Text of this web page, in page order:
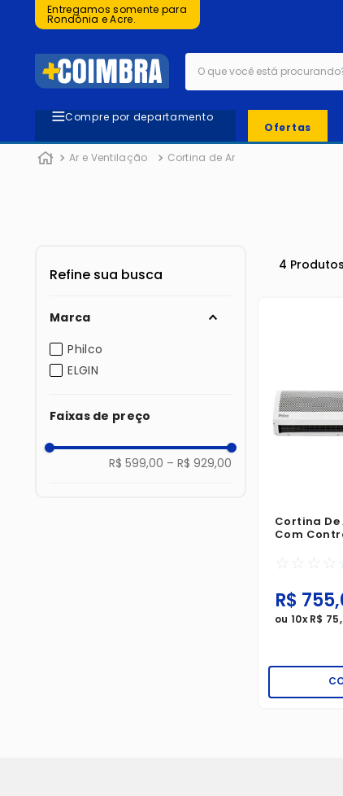
Entregamos somente para
Rondônia e Acre.
O que você está procurando?
Compre por departamento
Ofertas
Ar e Ventilação Cortina de Ar
Marca
Philco
ELGIN
Faixas de preço
R$ 599,00 – R$ 929,00
4 Produtos
Cortina De
Com
☆ ☆ ☆ ☆
R$ 755,
ou 10xR$ 75,